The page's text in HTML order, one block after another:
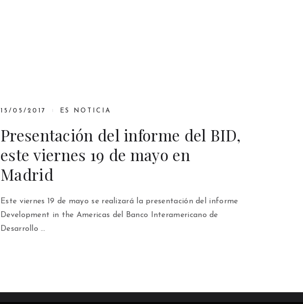
15/05/2017 ES NOTICIA
Presentación del informe del BID,
este viernes 19 de mayo en
Madrid
Este viernes 19 de mayo se realizará la presentación del informe
Development in the Americas del Banco Interamericano de
Desarrollo …